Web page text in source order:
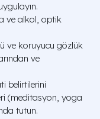
ve alkol, optik
ve koruyucu gözlük
ve
belirtilerini
(meditasyon, yoga
tutun.